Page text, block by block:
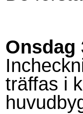
Onsdag
träffas i